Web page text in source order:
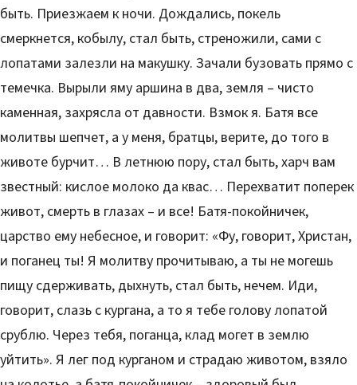
быть. Приезжаем к ночи. Дождались, покель
смеркнется, кобылу, стал быть, стреножили, сами с
лопатами залезли на макушку. Зачали бузовать прямо с
темечка. Вырыли яму аршина в два, земля – чисто
каменная, захрясла от давности. Взмок я. Батя все
молитвы шепчет, а у меня, братцы, верите, до того в
животе бурчит… В летнюю пору, стал быть, харч вам
звестный: кислое молоко да квас… Перехватит поперек
живот, смерть в глазах – и все! Батя-покойничек,
царство ему небесное, и говорит: «Фу, говорит, Христан,
и поганец ты! Я молитву прочитываю, а ты не могешь
пищу сдерживать, дыхнуть, стал быть, нечем. Иди,
говорит, слазь с кургана, а то я тебе голову лопатой
срублю. Через тебя, поганца, клад могет в землю
уйтить». Я лег под курганом и страдаю животом, взяло